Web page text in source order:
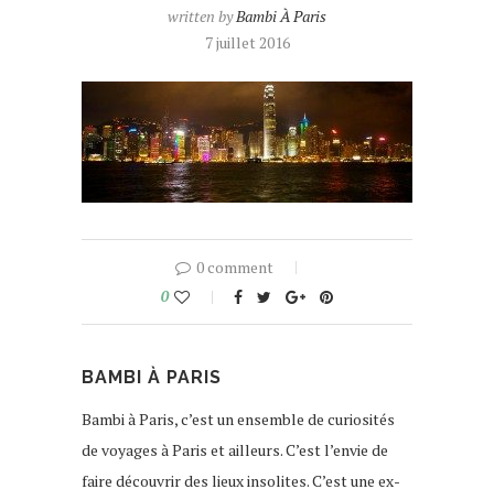
written byBambi À Paris
7 juillet 2016
0 comment
0
BAMBI À PARIS
Bambi à Paris, c’est un ensemble de curiosités
de voyages à Paris et ailleurs. C’est l’envie de
faire découvrir des lieux insolites. C’est une ex-